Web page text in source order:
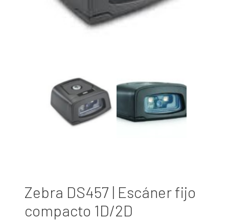
Zebra DS457 | Escáner fijo
compacto 1D/2D